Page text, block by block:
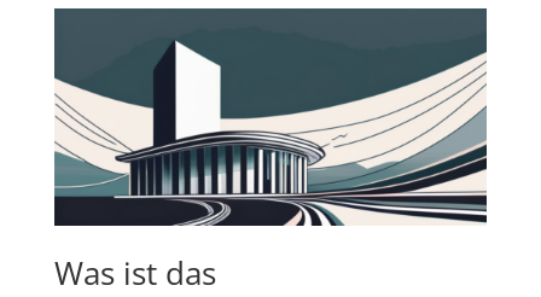
Was ist das